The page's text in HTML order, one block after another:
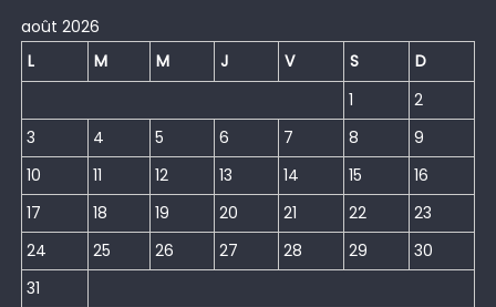
août 2026
L
M M J V S
D
1
2
3
4 5 6 7 8
9
10
11 12 13 14 15
16
17
18 19 20 21 22
23
24
25 26 27 28 29
30
31